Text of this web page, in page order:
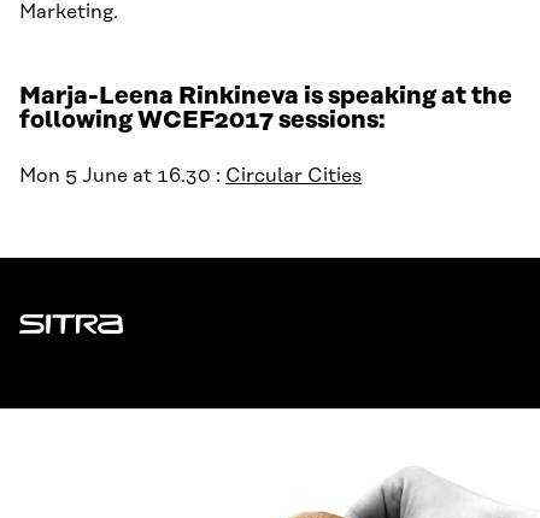
Marketing.
Marja-Leena Rinkineva is speaking at the
following WCEF2017 sessions:
Mon 5 June at 16.30 : Circular Cities
Sitra